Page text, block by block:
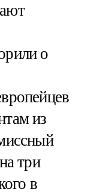
о
из
три
в